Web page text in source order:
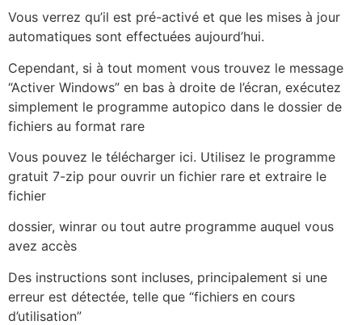
Vous verrez qu’il est pré-activé et que les mises à jour
automatiques sont effectuées aujourd’hui.
Cependant, si à tout moment vous trouvez le message
“Activer Windows” en bas à droite de l’écran, exécutez
simplement le programme autopico dans le dossier de
fichiers au format rare
Vous pouvez le télécharger ici. Utilisez le programme
gratuit 7-zip pour ouvrir un fichier rare et extraire le
fichier
dossier, winrar ou tout autre programme auquel vous
avez accès
Des instructions sont incluses, principalement si une
erreur est détectée, telle que “fichiers en cours
d’utilisation”